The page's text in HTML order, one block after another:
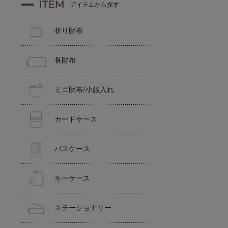
ITEM アイテムから探す
折り財布
長財布
ミニ財布/小銭入れ
カードケース
パスケース
キーケース
ステーショナリー